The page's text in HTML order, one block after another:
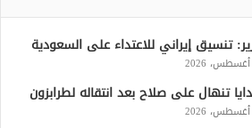
تنسيق إيراني للاعتداء على السعودية
تنهال على صلاح بعد انتقاله لطرابزون